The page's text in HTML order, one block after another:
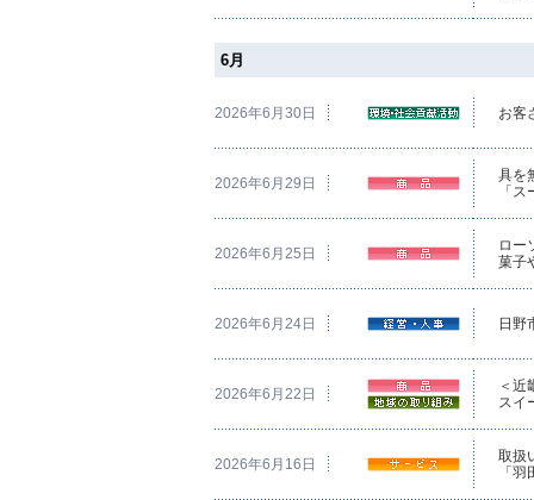
6月
2026年6月30日 お客
2026年6月29日
具を
「
2026年6月25日
ロー
菓子
2026年6月24日 日野
2026年6月22日
＜近
スイ
2026年6月16日
取扱
「